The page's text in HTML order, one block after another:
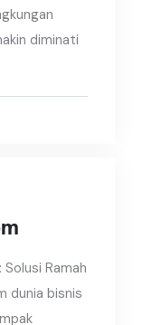
diminati
Ramah
dunia bisnis